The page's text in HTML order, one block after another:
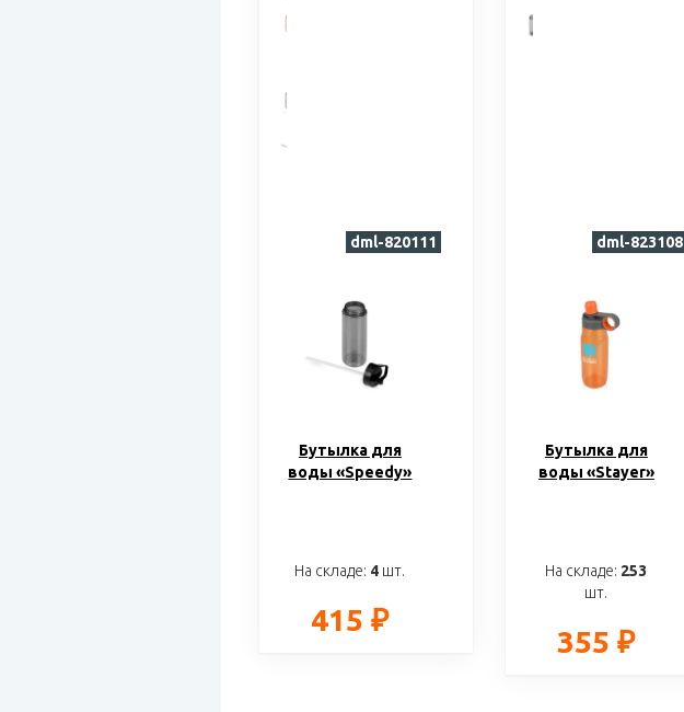
Бутылка для
воды «Speedy»
На складе: 4 шт.
415 ₽
dml-820111
Бутылка для
воды «Stayer»
На складе: 253
шт.
355 ₽
dml-823108